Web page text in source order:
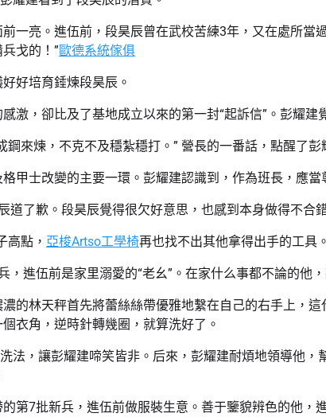
一亮。進伍前，段昊辰曾在武校苦練3年，又在處所當
戈的！”歐德系統傢俱
好培育錘煉段昊辰。
激，卻比及了基地成立以來的第一封“起訴信”。彭耀
鋼來煉，不克不及穩紮穩打。” 營長的一番話，點醒了彭
甲士改變的主要一環。彭耀建認識到，作為班長，應
道了歉。段昊辰覺得很欠好意思，也感到本身做得不合
高點， 亞梭Artso工學椅再也找不出其他拿得出手的工具
，進伍前是家里溺愛的“老幺”。在家什么事都不論的他
的林天秤首先將蕾絲絲帶優雅地繫在自己的右手上，這
衣角，逆時針轉幾圈，就算洗好了。
法，讓彭耀建啼笑皆非。后來，彭耀建耐煩地領導他
第7批新兵，進伍前做服裝生意。善于鑒貌辨色的他，